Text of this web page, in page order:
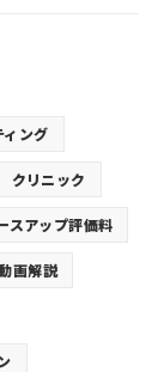
ング
クリニック
スアップ評価料
画解説